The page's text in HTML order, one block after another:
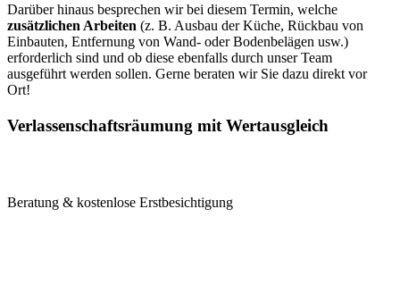
Darüber hinaus besprechen wir bei diesem Termin, welche
zusätzlichen Arbeiten (z. B. Ausbau der Küche, Rückbau von
Einbauten, Entfernung von Wand- oder Bodenbelägen usw.)
erforderlich sind und ob diese ebenfalls durch unser Team
ausgeführt werden sollen. Gerne beraten wir Sie dazu direkt vor
Ort!
Verlassenschaftsräumung mit Wertausgleich
Beratung & kostenlose Erstbesichtigung